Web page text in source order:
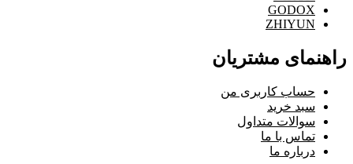
GODOX
ZHIYUN
راهنمای مشتریان
حساب کاربری من
سبد خرید
سوالات متداول
تماس با ما
درباره ما